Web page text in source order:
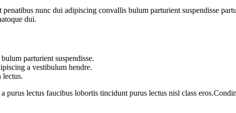
nunc dui adipiscing convallis bulum parturient suspendisse
dui.
parturient suspendisse.
a vestibulum hendre.
lectus.
purus lectus faucibus lobortis tincidunt purus lectus nisl class